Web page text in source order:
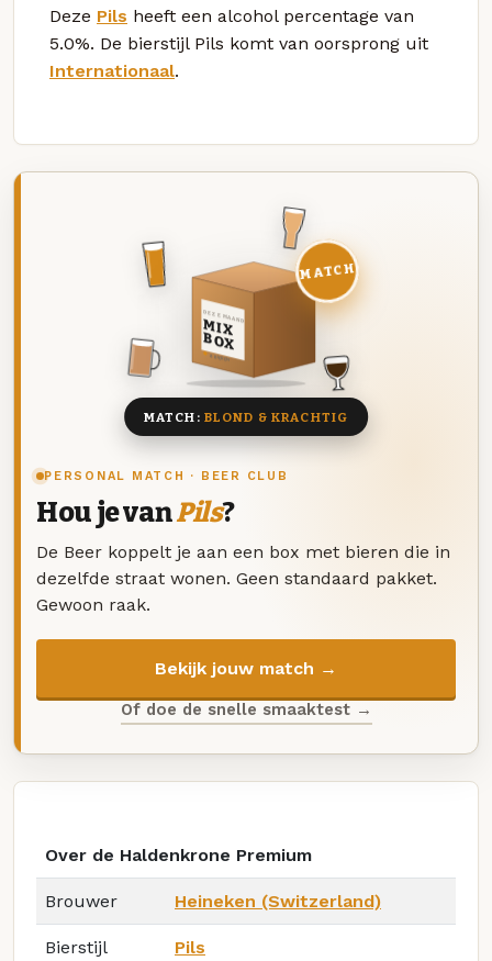
Deze Pils heeft een alcohol percentage van
5.0%. De bierstijl Pils komt van oorsprong uit
Internationaal.
PERSONAL MATCH · BEER CLUB
Hou je vanPils?
De Beer koppelt je aan een box met bieren die in
dezelfde straat wonen. Geen standaard pakket.
Gewoon raak.
Bekijk jouw match →
Of doe de snelle smaaktest →
DEZE MAAND
MIX
BOX
8 BIEREN
MATCH
MATCH: BLOND & KRACHTIG
Over de Haldenkrone Premium
Brouwer Heineken (Switzerland)
Bierstijl Pils